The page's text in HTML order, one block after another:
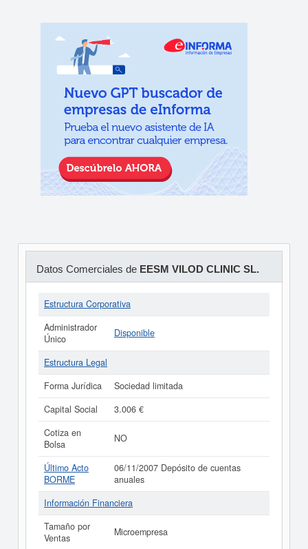
Datos Comerciales de EESM VILOD CLINIC SL.
Estructura Corporativa
Administrador
Único
Disponible
Estructura Legal
Forma Jurídica
Sociedad limitada
Capital Social
3.006 €
Cotiza en
Bolsa
NO
Último Acto
BORME
06/11/2007 Depósito de cuentas
anuales
Información Financiera
Tamaño por
Ventas
Microempresa